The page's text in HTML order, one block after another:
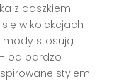
z daszkiem
w kolekcjach
mody stosują
od bardzo
stylem